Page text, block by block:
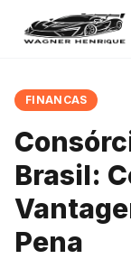
FINANCAS
Brasil:
Pena